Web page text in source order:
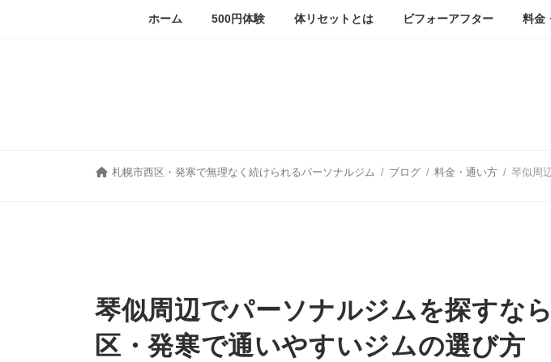
ホーム 500円体験 体リセットとは ビフォーアフター 料金
札幌市西区・発寒で無理なく続けられるパーソナルジム ブログ 料金・通い方 琴似周
琴似周辺でパーソナルジムを探すな
区・発寒で通いやすいジムの選び方